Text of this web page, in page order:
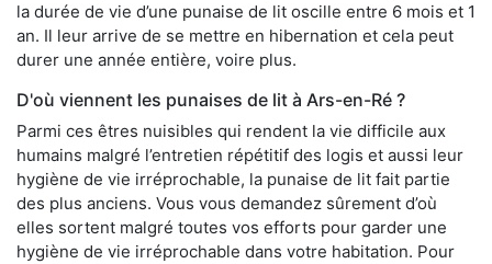
la durée de vie d’une punaise de lit oscille entre 6 mois et 1
an. Il leur arrive de se mettre en hibernation et cela peut
durer une année entière, voire plus.
D'où viennent les punaises de lit à Ars-en-Ré ?
Parmi ces êtres nuisibles qui rendent la vie difficile aux
humains malgré l’entretien répétitif des logis et aussi leur
hygiène de vie irréprochable, la punaise de lit fait partie
des plus anciens. Vous vous demandez sûrement d’où
elles sortent malgré toutes vos efforts pour garder une
hygiène de vie irréprochable dans votre habitation. Pour